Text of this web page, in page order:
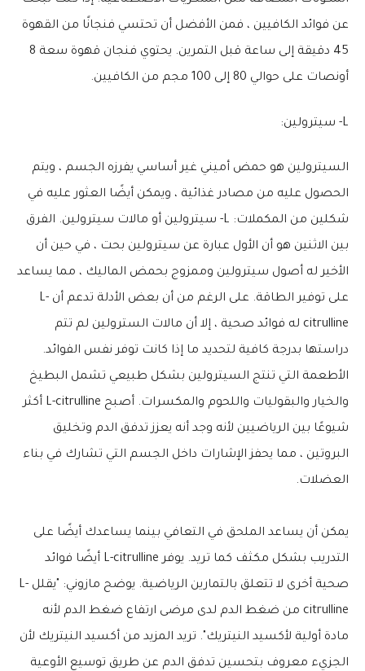
عن فوائد الكافيين ، فمن الأفضل أن تحتسي فنجانًا من القهوة
45 دقيقة إلى ساعة قبل التمرين. يحتوي فنجان قهوة سعة 8
أونصات على حوالي 80 إلى 100 مجم من الكافيين.
L- سيترولين:
السيترولين هو حمض أميني غير أساسي يفرزه الجسم ، ويتم
الحصول عليه من مصادر غذائية ، ويمكن أيضًا العثور عليه في
شكلين من المكملات: L- سيترولين أو مالات سيترولين. الفرق
بين الاثنين هو أن الأول عبارة عن سيترولين بحت ، في حين أن
الأخير له أصول سيترولين وممزوج بحمض الماليك ، مما يساعد
على توفير الطاقة. على الرغم من أن بعض الأدلة تدعم أن L-
citrulline له فوائد صحية ، إلا أن مالات السترولين لم تتم
دراستها بدرجة كافية لتحديد ما إذا كانت توفر نفس الفوائد.
الأطعمة التي تنتج السيترولين بشكل طبيعي تشمل البطيخ
والخيار والبقوليات واللحوم والمكسرات. أصبح L-citrulline أكثر
شيوعًا بين الرياضيين لأنه وجد أنه يعزز تدفق الدم وتخليق
البروتين ، مما يحفز الإشارات داخل الجسم التي تشارك في بناء
العضلات.
يمكن أن يساعد الملحق في التعافي بينما يساعدك أيضًا على
التدريب بشكل مكثف كما تريد. يوفر L-citrulline أيضًا فوائد
صحية أخرى لا تتعلق بالتمارين الرياضية. يوضح مازوني: "يقلل L-
citrulline من ضغط الدم لدى مرضى ارتفاع ضغط الدم لأنه
مادة أولية لأكسيد النيتريك". تريد المزيد من أكسيد النيتريك لأن
الجزيء معروف بتحسين تدفق الدم عن طريق توسيع الأوعية